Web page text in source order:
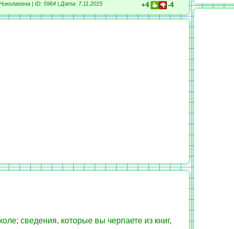
| ID: 5964 | Дата: 7.11.2015 +4 -4
сведения, которые вы черпаете из книг,